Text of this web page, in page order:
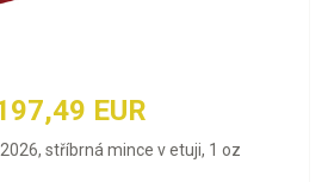
EUR
stříbrná mince v etuji, 1 oz